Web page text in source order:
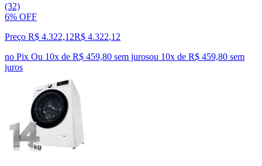
(32)
6% OFF
Preço R$ 4.322,12R$ 4.322,12
no Pix Ou 10x de R$ 459,80 sem jurosou 10x de R$ 459,80 sem
juros